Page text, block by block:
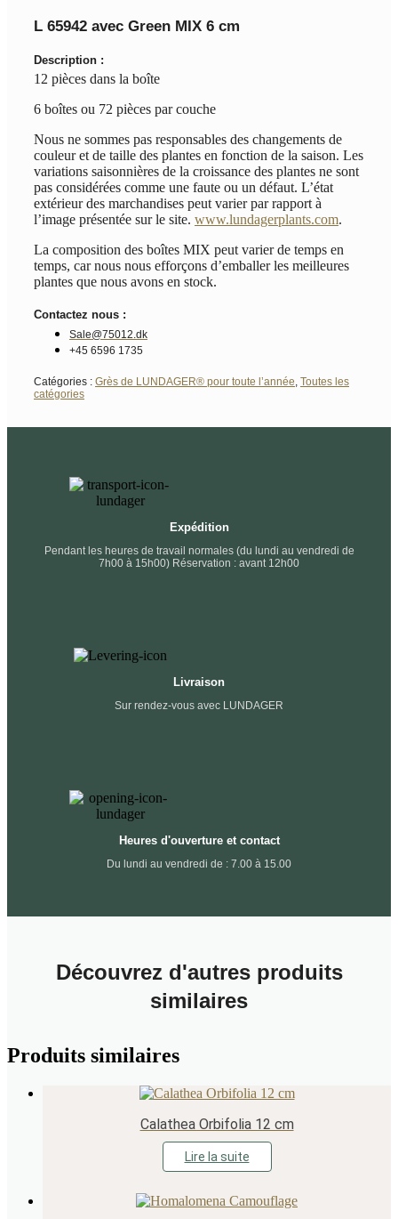
L 65942 avec Green MIX 6 cm
Description :
12 pièces dans la boîte
6 boîtes ou 72 pièces par couche
Nous ne sommes pas responsables des changements de
couleur et de taille des plantes en fonction de la saison. Les
variations saisonnières de la croissance des plantes ne sont
pas considérées comme une faute ou un défaut. L’état
extérieur des marchandises peut varier par rapport à
l’image présentée sur le site. www.lundagerplants.com.
La composition des boîtes MIX peut varier de temps en
temps, car nous nous efforçons d’emballer les meilleures
plantes que nous avons en stock.
Contactez nous :
Sale@75012.dk
+45 6596 1735
Catégories : Grès de LUNDAGER® pour toute l’année Toutes les
catégories
Expédition
Pendant les heures de travail normales (du lundi au vendredi de
7h00 à 15h00) Réservation : avant 12h00
Livraison
Sur rendez-vous avec LUNDAGER
Heures d'ouverture et contact
Du lundi au vendredi de : 7.00 à 15.00
Découvrez d'autres produits
similaires
Produits similaires
Calathea Orbifolia 12 cm
Lire la suite